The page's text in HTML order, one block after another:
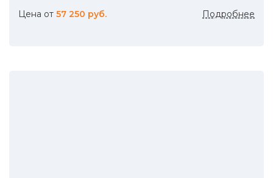
Цена от 57 250 руб. Подробнее